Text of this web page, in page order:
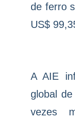
de ferro
US$
A AIE
global
vezes